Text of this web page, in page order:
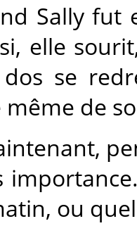
Sally fut
elle
se
de
ou